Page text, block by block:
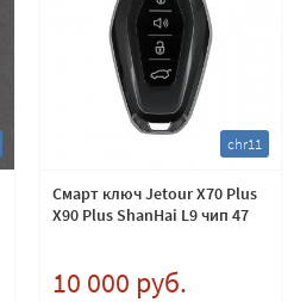
chr11
Смарт ключ Jetour X70 Plus
X90 Plus ShanHai L9 чип 47
10 000 руб.